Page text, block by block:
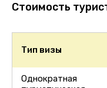
Стоимость
Тип визы
Однократная